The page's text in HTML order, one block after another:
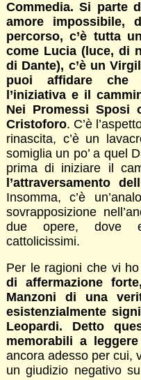
Commedia. Si parte
amore impossibile,
percorso, c’è tutta
come Lucia (luce, di
di Dante), c’è un
puoi affidare che
l’iniziativa e il
Nei Promessi Sposi
Cristoforo. C’è
rinascita, c’è un
somiglia un po’ a quel
prima di iniziare il
l’attraversamento
Insomma, c’è
sovrapposizione
due opere, dove
cattolicissimi.
Per le ragioni che vi
di affermazione
Manzoni di una
esistenzialmente
Leopardi. Detto
memorabili a
ancora adesso per cui,
un giudizio negativo